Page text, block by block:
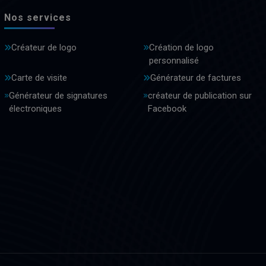
Nos services
Créateur de logo
Création de logo
personnalisé
Carte de visite
Générateur de factures
Générateur de signatures
électroniques
créateur de publication sur
Facebook